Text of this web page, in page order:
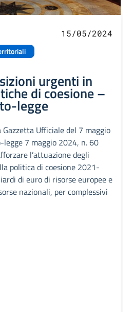
15/05/2024
urgenti in
di coesione –
legge
Ufficiale del 7 maggio
7 maggio 2024, n. 60
l’attuazione degli
politica di coesione 2021-
di euro di risorse europee e
nazionali, per complessivi